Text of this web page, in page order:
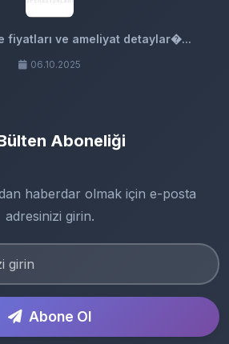
fiyatları ve ameliyat detaylar�...
06.10.2025
Aboneliği
haberdar olmak için e-posta
adresinizi girin.
Abone Ol